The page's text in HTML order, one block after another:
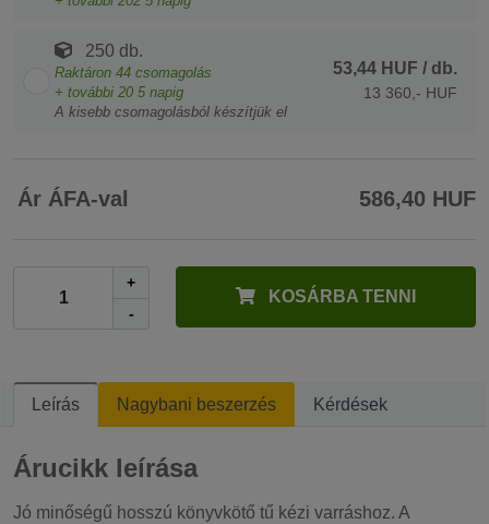
250 db.
Raktáron 44 csomagolás
+ további 20 5 napig
A kisebb csomagolásból készítjük el
53,44 HUF / db.
13 360,- HUF
Ár ÁFA-val 586,40 HUF
+
-
KOSÁRBA TENNI
Leírás Nagybani beszerzés Kérdések
Árucikk leírása
Jó minőségű hosszú könyvkötő tű kézi varráshoz. A